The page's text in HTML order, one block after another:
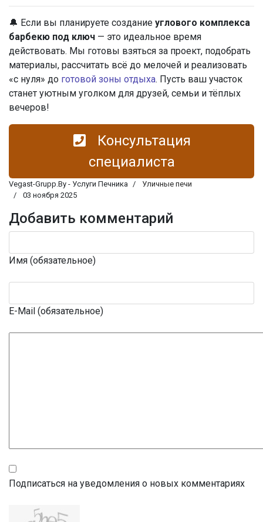
🔔 Если вы планируете создание углового комплекса
барбекю под ключ — это идеальное время
действовать. Мы готовы взяться за проект, подобрать
материалы, рассчитать всё до мелочей и реализовать
«с нуля» до готовой зоны отдыха. Пусть ваш участок
станет уютным уголком для друзей, семьи и тёплых
вечеров!
Консультация
специалиста
Vegast-Grupp.By - Услуги Печника
Уличные печи
03 ноября 2025
Добавить комментарий
Имя (обязательное)
E-Mail (обязательное)
Подписаться на уведомления о новых комментариях